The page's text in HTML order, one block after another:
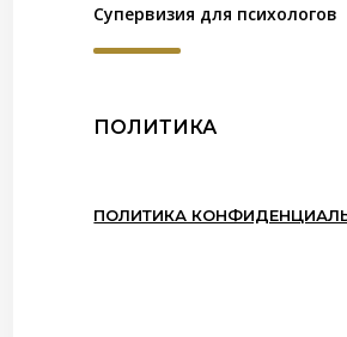
Супервизия для психологов
ПОЛИТИКА
ПОЛИТИКА